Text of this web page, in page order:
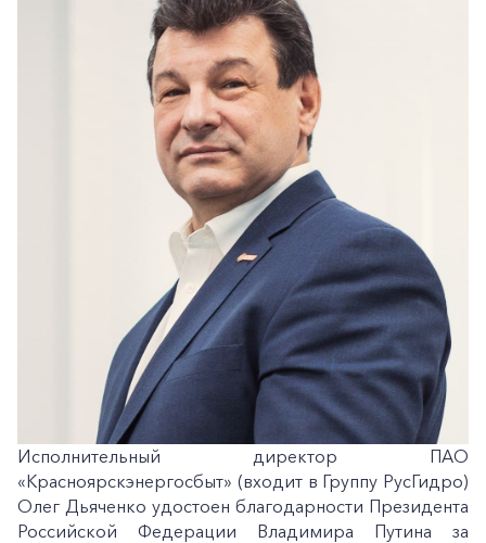
Исполнительный директор ПАО
«Красноярскэнергосбыт» (входит в Группу РусГидро)
Олег Дьяченко удостоен благодарности Президента
Российской Федерации Владимира Путина за